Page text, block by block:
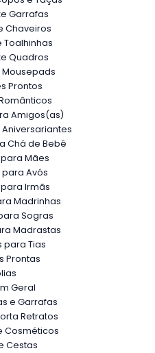
Garrafas
Chaveiros
Toalhinhas
Quadros
Mousepads
Prontos
Amigos(as)
Chá de Bebê
Mães
Avós
Irmãs
Madrinhas
Sogras
Madrastas
para Tias
Prontas
Geral
e Garrafas
Retratos
Cosméticos
Cestas